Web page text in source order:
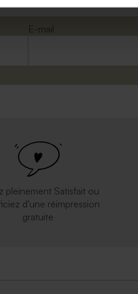
E-mail
pleinement Satisfait ou
d'une réimpression
gratuite